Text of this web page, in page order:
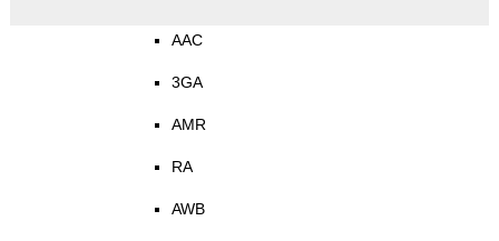
AAC
3GA
AMR
RA
AWB